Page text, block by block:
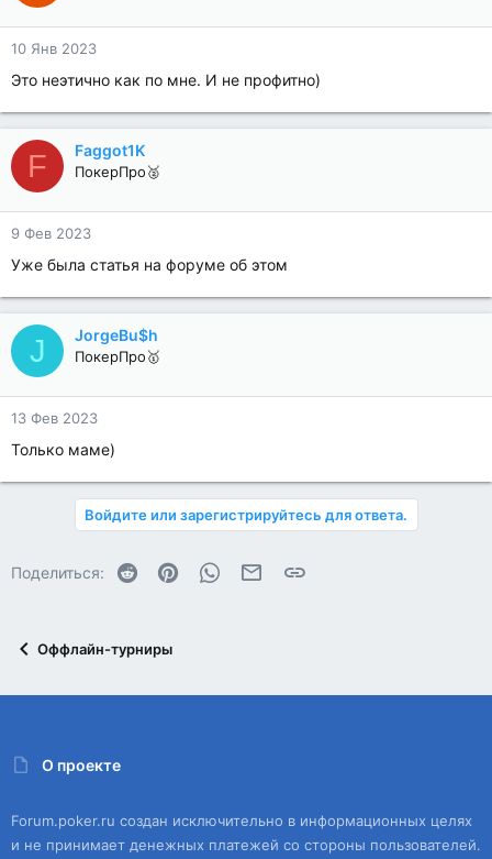
10 Янв 2023
Это неэтично как по мне. И не профитно)
F Faggot1K
ПокерПро🥈
9 Фев 2023
Уже была статья на форуме об этом
J JorgeBu$h
ПокерПро🥇
13 Фев 2023
Только маме)
Войдите или зарегистрируйтесь для ответа.
Поделиться: Reddit PinterestWhatsAppЭлектронная почта
Ссылка
Оффлайн-турниры
О проекте
Forum.poker.ru создан исключительно в информационных целях
и не принимает денежных платежей со стороны пользователей.